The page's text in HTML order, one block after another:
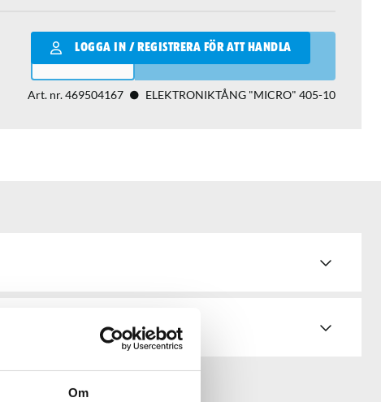
Om
LOGGA IN / REGISTRERA FÖR ATT HANDLA
Qantity
LÄGG I VARUKORGEN
Art. nr.469504167 ELEKTRONIKTÅNG "MICRO" 405-10